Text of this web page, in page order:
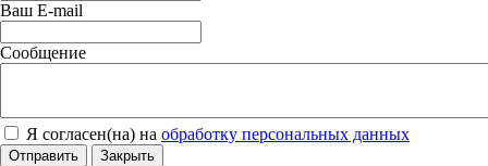
Ваш E-mail
Сообщение
Я согласен(на) на обработку персональных данных
Отправить Закрыть